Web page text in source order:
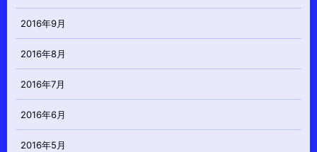
2016年9月
2016年8月
2016年7月
2016年6月
2016年5月